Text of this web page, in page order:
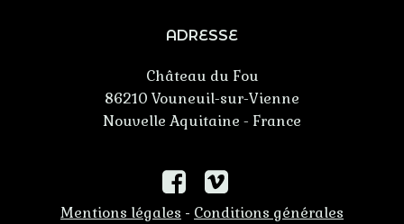
ADRESSE
Château du Fou
86210 Vouneuil-sur-Vienne
Nouvelle Aquitaine - France
Mentions légales - Conditions générales